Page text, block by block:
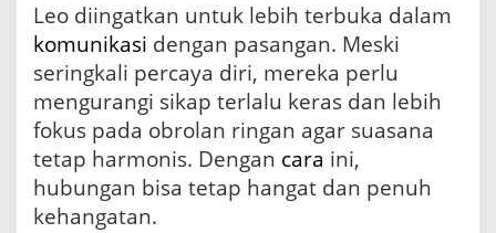
Leo diingatkan untuk lebih terbuka dalam
komunikasi dengan pasangan. Meski
seringkali percaya diri, mereka perlu
mengurangi sikap terlalu keras dan lebih
fokus pada obrolan ringan agar suasana
tetap harmonis. Dengan cara ini,
hubungan bisa tetap hangat dan penuh
kehangatan.